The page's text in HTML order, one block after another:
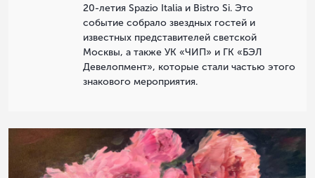
20-летия Spazio Italia и Bistro Si. Это
событие собрало звездных гостей и
известных представителей светской
Москвы, а также УК «ЧИП» и ГК «БЭЛ
Девелопмент», которые стали частью этого
знакового мероприятия.